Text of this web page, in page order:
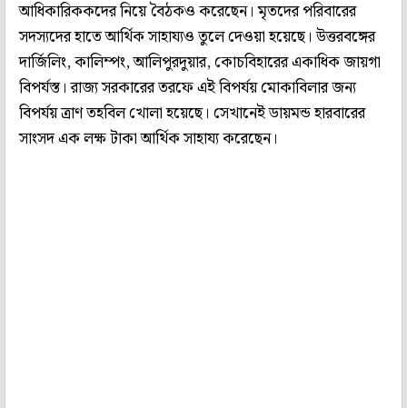
আধিকারিককদের নিয়ে বৈঠকও করেছেন। মৃতদের পরিবারের
সদস্যদের হাতে আর্থিক সাহায্যও তুলে দেওয়া হয়েছে। উত্তরবঙ্গের
দার্জিলিং, কালিম্পং, আলিপুরদুয়ার, কোচবিহারের একাধিক জায়গা
বিপর্যস্ত। রাজ্য সরকারের তরফে এই বিপর্যয় মোকাবিলার জন্য
বিপর্যয় ত্রাণ তহবিল খোলা হয়েছে। সেখানেই ডায়মন্ড হারবারের
সাংসদ এক লক্ষ টাকা আর্থিক সাহায্য করেছেন।